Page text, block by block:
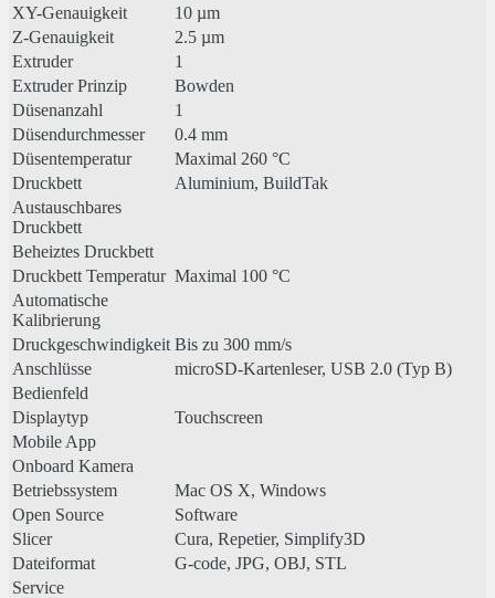
XY-Genauigkeit
10 µm
Z-Genauigkeit
2.5 µm
Extruder
1
Extruder Prinzip
Bowden
Düsenanzahl
1
Düsendurchmesser
0.4 mm
Düsentemperatur
Maximal 260 °C
Druckbett
Aluminium, BuildTak
Austauschbares
Druckbett
Beheiztes Druckbett
Druckbett Temperatur Maximal 100 °C
Automatische
Kalibrierung
Druckgeschwindigkeit Bis zu 300 mm/s
Anschlüsse
microSD-Kartenleser, USB 2.0 (Typ B)
Bedienfeld
Displaytyp
Touchscreen
Mobile App
Onboard Kamera
Betriebssystem
Mac OS X, Windows
Open Source
Software
Slicer
Cura, Repetier, Simplify3D
Dateiformat
G-code, JPG, OBJ, STL
Service